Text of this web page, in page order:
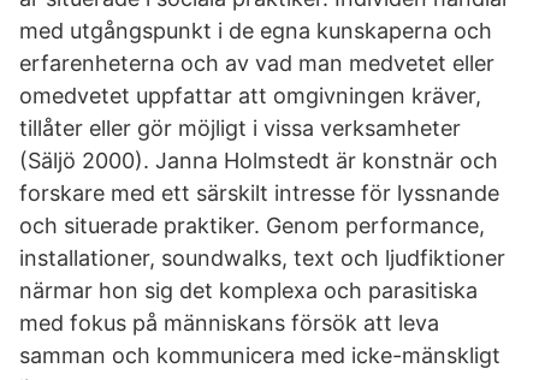
med utgångspunkt i de egna kunskaperna och
erfarenheterna och av vad man medvetet eller
omedvetet uppfattar att omgivningen kräver,
tillåter eller gör möjligt i vissa verksamheter
(Säljö 2000). Janna Holmstedt är konstnär och
forskare med ett särskilt intresse för lyssnande
och situerade praktiker. Genom performance,
installationer, soundwalks, text och ljudfiktioner
närmar hon sig det komplexa och parasitiska
med fokus på människans försök att leva
samman och kommunicera med icke-mänskligt